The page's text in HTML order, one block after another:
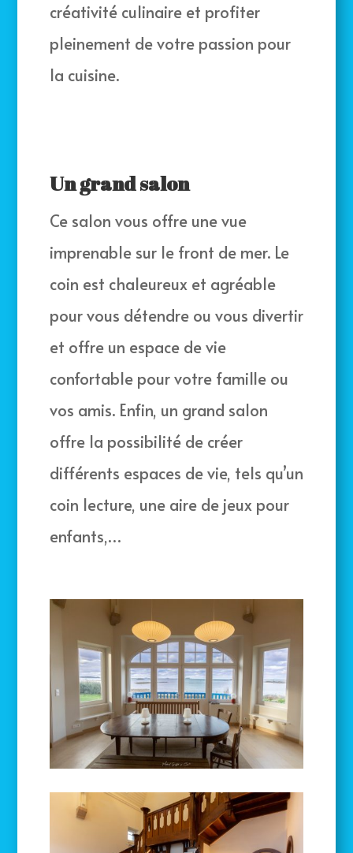
créativité culinaire et profiter
pleinement de votre passion pour
la cuisine.
Un grand salon
Ce salon vous offre une vue
imprenable sur le front de mer. Le
coin est chaleureux et agréable
pour vous détendre ou vous divertir
et offre un espace de vie
confortable pour votre famille ou
vos amis. Enfin, un grand salon
offre la possibilité de créer
différents espaces de vie, tels qu’un
coin lecture, une aire de jeux pour
enfants,…